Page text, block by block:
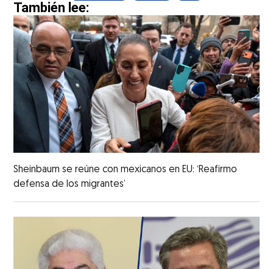
También lee:
Sheinbaum se reúne con mexicanos en EU: ‘Reafirmo
defensa de los migrantes’